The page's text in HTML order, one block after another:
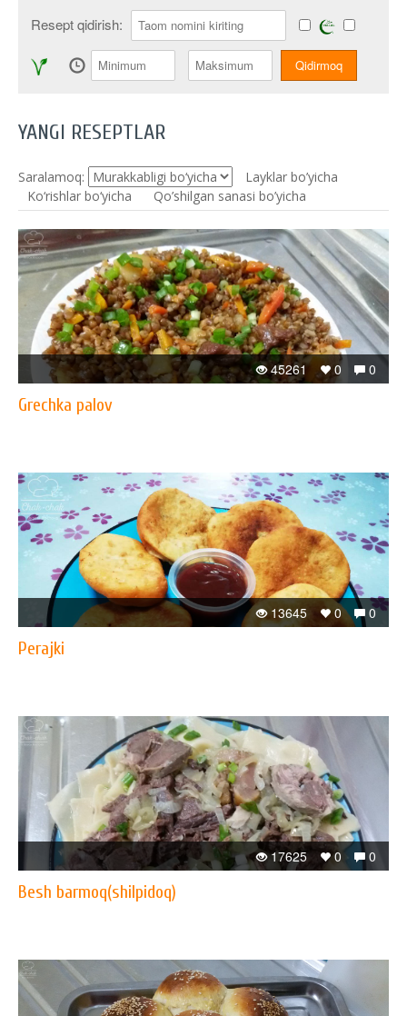
Resept qidirish:
YANGI RESEPTLAR
Saralamoq:
Layklar bo’yicha
Ko‘rishlar bo‘yicha
Qo’shilgan sanasi bo’yicha
0
0
45261
​Grechka palov
0
0
13645
Perajki
0
0
17625
Besh barmoq(shilpidoq)